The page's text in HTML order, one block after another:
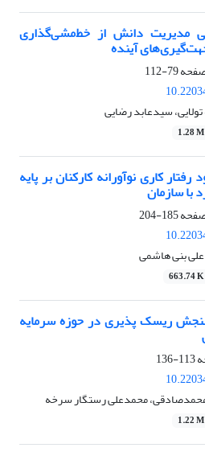
مدیریت دانش از خط‌مشی‌گذاری
آینده
79-112
سیدعابد رضایی
1.28 M
کاری نوآورانه کارکنان بر پایه
با سازمان
185-204
بنی هاشمی
663.74 K
ریسک پذیری در حوزه سرمایه
113-136
محمدعلی رستگار سرخه
1.22 M